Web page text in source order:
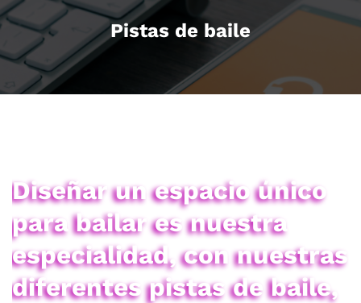
Pistas de baile
Diseñar un espacio único
para bailar es nuestra
especialidad, con nuestras
diferentes pistas de baile,